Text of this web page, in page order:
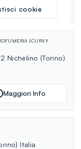
Maggiori Info
CURVY
Nichelino (Torino)
Maggiori Info
Italia
cookie